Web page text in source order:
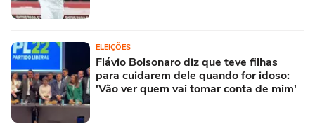
ELEIÇÕES
Flávio Bolsonaro diz que teve filhas
para cuidarem dele quando for idoso:
'Vão ver quem vai tomar conta de mim'